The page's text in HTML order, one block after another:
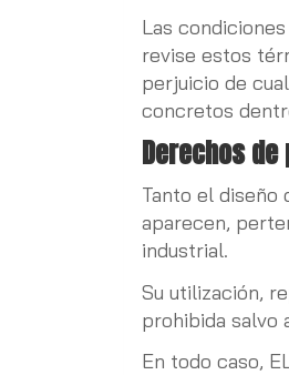
Las
revise estos
perjuicio de
concretos
Derechos
Tanto el diseño
aparecen,
industrial.
Su utilización,
prohibida salvo
En todo caso,